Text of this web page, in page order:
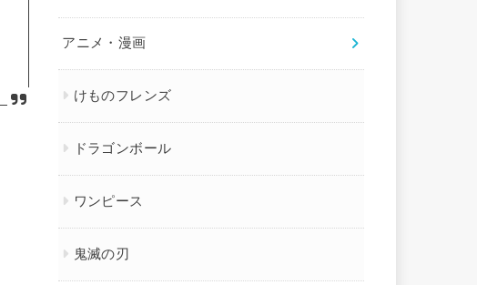
アニメ・漫画
けものフレンズ
ドラゴンボール
ワンピース
鬼滅の刃